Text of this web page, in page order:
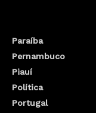
Paraíba
Pernambuco
Piauí
Política
Portugal